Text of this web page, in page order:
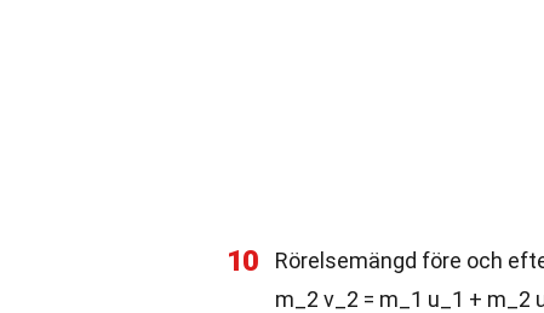
10
Rörelsemängd före och
m_2 v_2 = m_1 u_1 + m_2